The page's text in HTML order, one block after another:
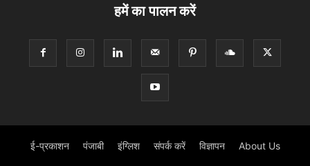
हमें का पालन करें
ई-प्रकाशन पंजाबी इंग्लिश संपर्क करें विज्ञापन About Us